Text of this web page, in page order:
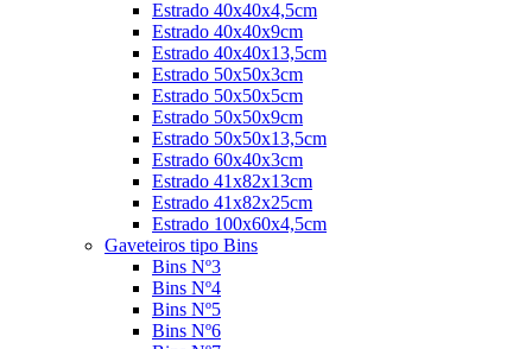
Estrado 40x40x4,5cm
Estrado 40x40x9cm
Estrado 40x40x13,5cm
Estrado 50x50x3cm
Estrado 50x50x5cm
Estrado 50x50x9cm
Estrado 50x50x13,5cm
Estrado 60x40x3cm
Estrado 41x82x13cm
Estrado 41x82x25cm
Estrado 100x60x4,5cm
Gaveteiros tipo Bins
Bins Nº3
Bins Nº4
Bins Nº5
Bins Nº6